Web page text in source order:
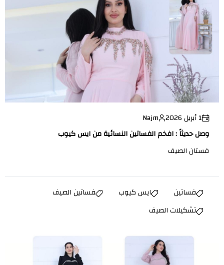
1 أبريل 2026
Najm
وصل حديثاً : افخم الفساتين النسائية من ايس كيوب
فستان الصيف
فساتين ايس كيوب
فساتين الصيف
تشكيلات الصيف